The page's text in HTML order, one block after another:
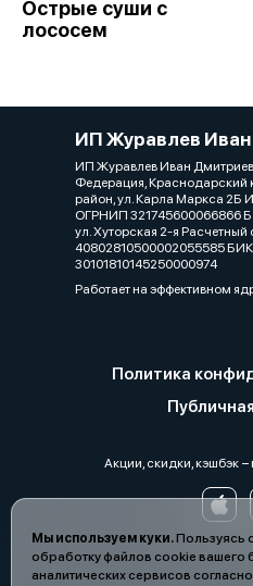
Мы используем куки.Пользуясь
обработку файлов cookie вашего
аналитических сервисов
Острые суши с
лососем
ИП Журавлев
ИП Журавлев Иван
Федерация, Краснодарский
район, ул. Карла Маркса 2Б
ОГРНИП 321745600066866
ул. Хуторская 2-я Расчетный
40802810500002055585 БИК
30101810145250000974
Работает на эффективном
Политика
Акции, скидки, кэшбэк